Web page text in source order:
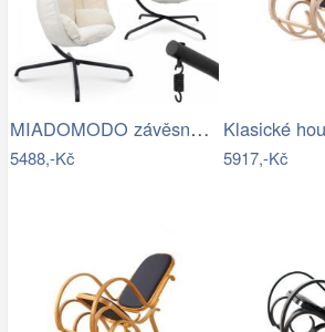
MIADOMODO závěsné houpací křeslo béžové…
5488,-Kč 5917,-Kč